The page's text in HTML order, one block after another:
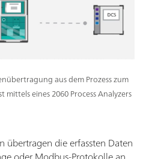
aus dem Prozess zum
eines 2060 Process Analyzers
übertragen die erfassten Daten